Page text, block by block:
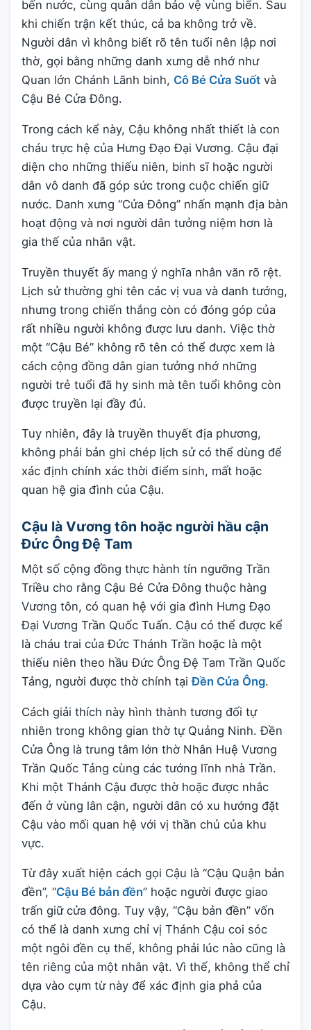
bến nước, cùng quân dân bảo vệ vùng biển. Sau
khi chiến trận kết thúc, cả ba không trở về.
Người dân vì không biết rõ tên tuổi nên lập nơi
thờ, gọi bằng những danh xưng dễ nhớ như
Quan lớn Chánh Lãnh binh, Cô Bé Cửa Suốt và
Cậu Bé Cửa Đông.
Trong cách kể này, Cậu không nhất thiết là con
cháu trực hệ của Hưng Đạo Đại Vương. Cậu đại
diện cho những thiếu niên, binh sĩ hoặc người
dân vô danh đã góp sức trong cuộc chiến giữ
nước. Danh xưng “Cửa Đông” nhấn mạnh địa bàn
hoạt động và nơi người dân tưởng niệm hơn là
gia thế của nhân vật.
Truyền thuyết ấy mang ý nghĩa nhân văn rõ rệt.
Lịch sử thường ghi tên các vị vua và danh tướng,
nhưng trong chiến thắng còn có đóng góp của
rất nhiều người không được lưu danh. Việc thờ
một “Cậu Bé” không rõ tên có thể được xem là
cách cộng đồng dân gian tưởng nhớ những
người trẻ tuổi đã hy sinh mà tên tuổi không còn
được truyền lại đầy đủ.
Tuy nhiên, đây là truyền thuyết địa phương,
không phải bản ghi chép lịch sử có thể dùng để
xác định chính xác thời điểm sinh, mất hoặc
quan hệ gia đình của Cậu.
Cậu là Vương tôn hoặc người hầu cận
Đức Ông Đệ Tam
Một số cộng đồng thực hành tín ngưỡng Trần
Triều cho rằng Cậu Bé Cửa Đông thuộc hàng
Vương tôn, có quan hệ với gia đình Hưng Đạo
Đại Vương Trần Quốc Tuấn. Cậu có thể được kể
là cháu trai của Đức Thánh Trần hoặc là một
thiếu niên theo hầu Đức Ông Đệ Tam Trần Quốc
Tảng, người được thờ chính tạiĐền Cửa Ông.
Cách giải thích này hình thành tương đối tự
nhiên trong không gian thờ tự Quảng Ninh. Đền
Cửa Ông là trung tâm lớn thờ Nhân Huệ Vương
Trần Quốc Tảng cùng các tướng lĩnh nhà Trần.
Khi một Thánh Cậu được thờ hoặc được nhắc
đến ở vùng lân cận, người dân có xu hướng đặt
Cậu vào mối quan hệ với vị thần chủ của khu
vực.
Từ đây xuất hiện cách gọi Cậu là “Cậu Quận bản
đền”, “Cậu Bé bản đền” hoặc người được giao
trấn giữ cửa đông. Tuy vậy, “Cậu bản đền” vốn
có thể là danh xưng chỉ vị Thánh Cậu coi sóc
một ngôi đền cụ thể, không phải lúc nào cũng là
tên riêng của một nhân vật. Vì thế, không thể chỉ
dựa vào cụm từ này để xác định gia phả của
Cậu.